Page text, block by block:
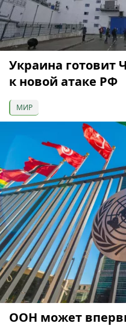
Украина готовит
к новой атаке РФ
МИР
ООН может